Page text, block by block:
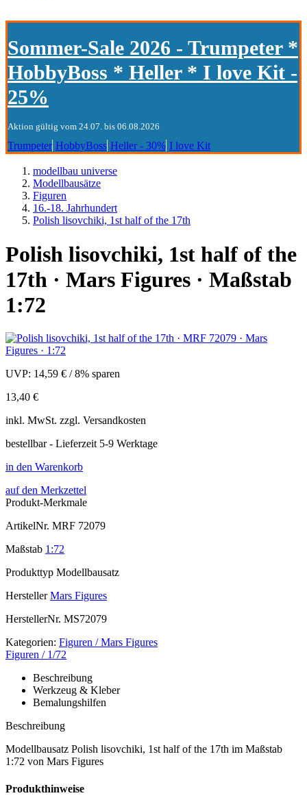
Sommer-Sale 2026 - Trumpeter *
HobbyBoss * Heller * I love Kit -
25%
Aktion gültig vom 24.07. bis 06.08.2026
Trumpeter HobbyBoss Heller - 30% I love Kit
modellbau universe
Modellbausätze
Figuren
16.-18. Jahrhundert
Polish lisovchiki, 1st half of the 17th
Polish lisovchiki, 1st half of the
17th · Mars Figures · Maßstab
1:72
UVP: 14,59 € /8% sparen
13,40 €
inkl. MwSt. zzgl. Versandkosten
bestellbar - Lieferzeit 5-9 Werktage
in den Warenkorb
auf den Merkzettel
Produkt-Merkmale
ArtikelNr. MRF 72079
Maßstab 1:72
Produkttyp Modellbausatz
Hersteller Mars Figures
HerstellerNr. MS72079
Kategorien: Figuren / Mars Figures
Figuren / 1/72
Beschreibung
Werkzeug & Kleber
Bemalungshilfen
Beschreibung
Modellbausatz Polish lisovchiki, 1st half of the 17th im Maßstab
1:72 von Mars Figures
Produkthinweise